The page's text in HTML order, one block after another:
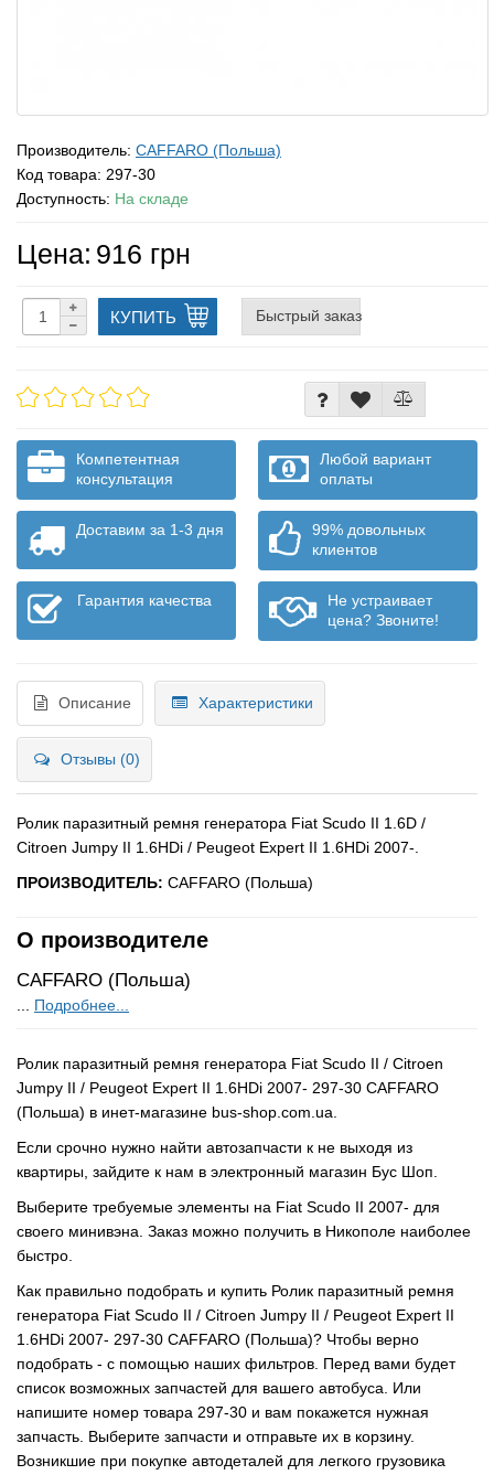
Производитель: CAFFARO (Польша)
Код товара: 297-30
Доступность: На складе
Цена: 916 грн
КУПИТЬ Быстрый заказ
Компетентная
консультация
Любой вариант
оплаты
Доставим за 1-3 дня
99% довольных
клиентов
Гарантия качества
Не устраивает
цена? Звоните!
Описание Характеристики
Отзывы (0)
Ролик паразитный ремня генератора Fiat Scudo II 1.6D /
Citroen Jumpy II 1.6HDi / Peugeot Expert II 1.6HDi 2007-.
ПРОИЗВОДИТЕЛЬ: CAFFARO (Польша)
О производителе
CAFFARO (Польша)
Подробнее...
Ролик паразитный ремня генератора Fiat Scudo II / Citroen
Jumpy II / Peugeot Expert II 1.6HDi 2007- 297-30 CAFFARO
(Польша) в инет-магазине bus-shop.com.ua.
Если срочно нужно найти автозапчасти к не выходя из
квартиры, зайдите к нам в электронный магазин Бус Шоп.
Выберите требуемые элементы на Fiat Scudo II 2007- для
своего минивэна. Заказ можно получить в Никополе наиболее
быстро.
Как правильно подобрать и купить Ролик паразитный ремня
генератора Fiat Scudo II / Citroen Jumpy II / Peugeot Expert II
1.6HDi 2007- 297-30 CAFFARO (Польша)? Чтобы верно
подобрать - с помощью наших фильтров. Перед вами будет
список возможных запчастей для вашего автобуса. Или
напишите номер товара 297-30 и вам покажется нужная
запчасть. Выберите запчасти и отправьте их в корзину.
Возникшие при покупке автодеталей для легкого грузовика